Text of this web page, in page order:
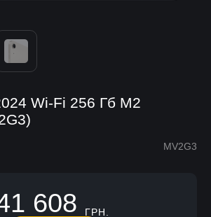
Wi-Fi 256 Гб M2
MV2G3
608 ГРН.